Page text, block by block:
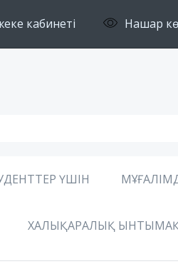
кабинеті Нашар
ҮШІН
ХАЛЫҚАРАЛЫҚ